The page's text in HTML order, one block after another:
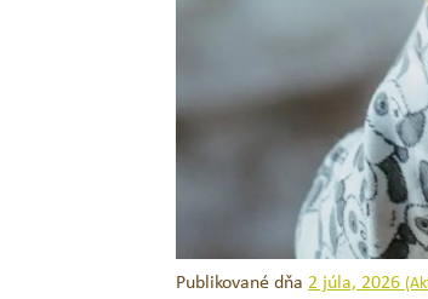
Publikované dňa 2 júla, 2026
Jack N´Jill BIO detská
kefka MIX_Koala &